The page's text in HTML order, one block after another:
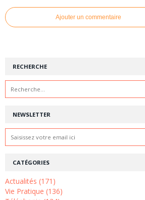
Ajouter un commentaire
NEWSLETTER
RECHERCHE
CATÉGORIES
Actualités (171)
Vie Pratique (136)